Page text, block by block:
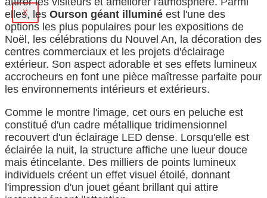
X
elles, les Ourson géant illuminé est l'une des
options les plus populaires pour les expositions de
Noël, les célébrations du Nouvel An, la décoration des
centres commerciaux et les projets d'éclairage
extérieur. Son aspect adorable et ses effets lumineux
accrocheurs en font une pièce maîtresse parfaite pour
les environnements intérieurs et extérieurs.
Comme le montre l'image, cet ours en peluche est
constitué d'un cadre métallique tridimensionnel
recouvert d'un éclairage LED dense. Lorsqu'elle est
éclairée la nuit, la structure affiche une lueur douce
mais étincelante. Des milliers de points lumineux
individuels créent un effet visuel étoilé, donnant
l'impression d'un jouet géant brillant qui attire